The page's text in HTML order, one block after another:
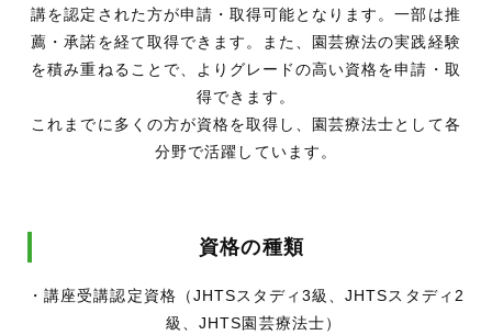
講を認定された方が申請・取得可能となります。一部は推
薦・承諾を経て取得できます。また、園芸療法の実践経験
を積み重ねることで、よりグレードの高い資格を申請・取
得できます。
これまでに多くの方が資格を取得し、園芸療法士として各
分野で活躍しています。
資格の種類
・講座受講認定資格（JHTSスタディ3級、JHTSスタディ2
級、JHTS園芸療法士）